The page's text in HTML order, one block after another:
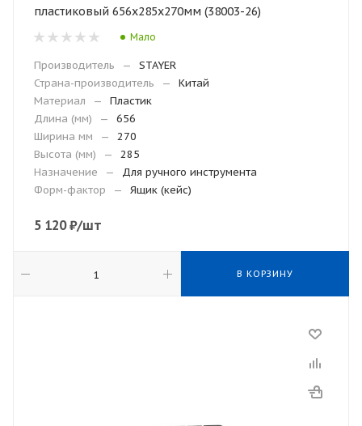
пластиковый 656х285х270мм (38003-26)
Мало
Производитель —
STAYER
Страна-производитель
—
Китай
Материал
—
Пластик
Длина (мм)
—
656
Ширина мм
—
270
Высота (мм)
—
285
Назначение
—
Для ручного инструмента
Форм-фактор
— Ящик (кейс)
5 120₽/шт
В КОРЗИНУ